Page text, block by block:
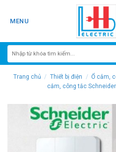
MENU
Trang chủ / Thiết bị điện / Ổ cắm,
cắm, công tắc Schneider